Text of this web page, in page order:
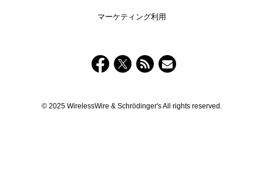
マーケティング利用
© 2025 WirelessWire & Schrödinger's All rights reserved.